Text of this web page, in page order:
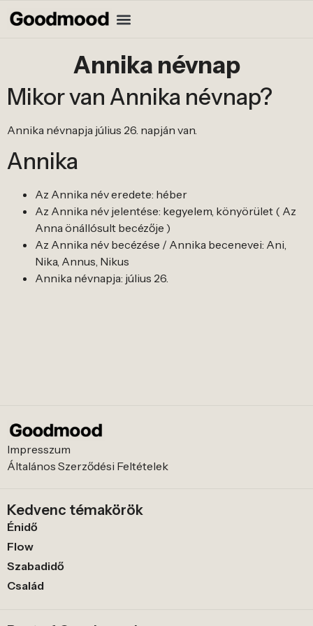
Annika névnap
Mikor van Annika névnap?
Annika névnapja július 26. napján van.
Annika
Az Annika név eredete: héber
Az Annika név jelentése: kegyelem, könyörület ( Az
Anna önállósult becézője )
Az Annika név becézése / Annika becenevei: Ani,
Nika, Annus, Nikus
Annika névnapja: július 26.
Impresszum
Általános Szerződési Feltételek
Kedvenc témakörök
Énidő
Flow
Szabadidő
Család